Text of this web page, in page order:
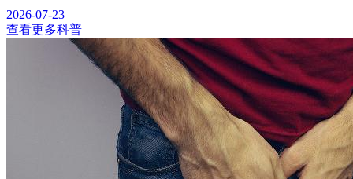
2026-07-23
查看更多科普